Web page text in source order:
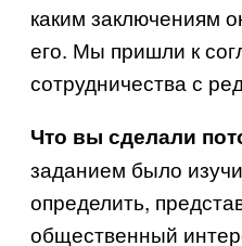
каким заключениям
его. Мы пришли к
сотрудничества с
Что вы сделали
заданием было
определить,
общественный